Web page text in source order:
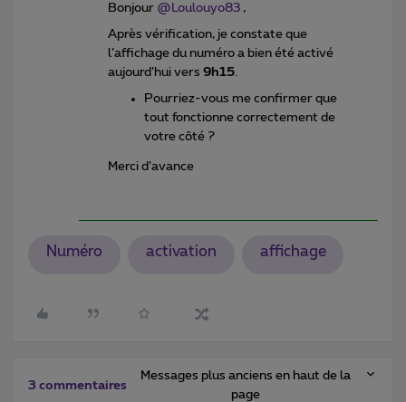
Bonjour ​ @Loulouyo83 ,
Après vérification, je constate que
l’affichage du numéro a bien été activé
aujourd’hui vers 9h15
Pourriez-vous me confirmer que
tout fonctionne correctement de
votre côté ?
Merci d’avance
Numéro activation affichage
3 commentaires
Messages plus anciens en haut de la
page